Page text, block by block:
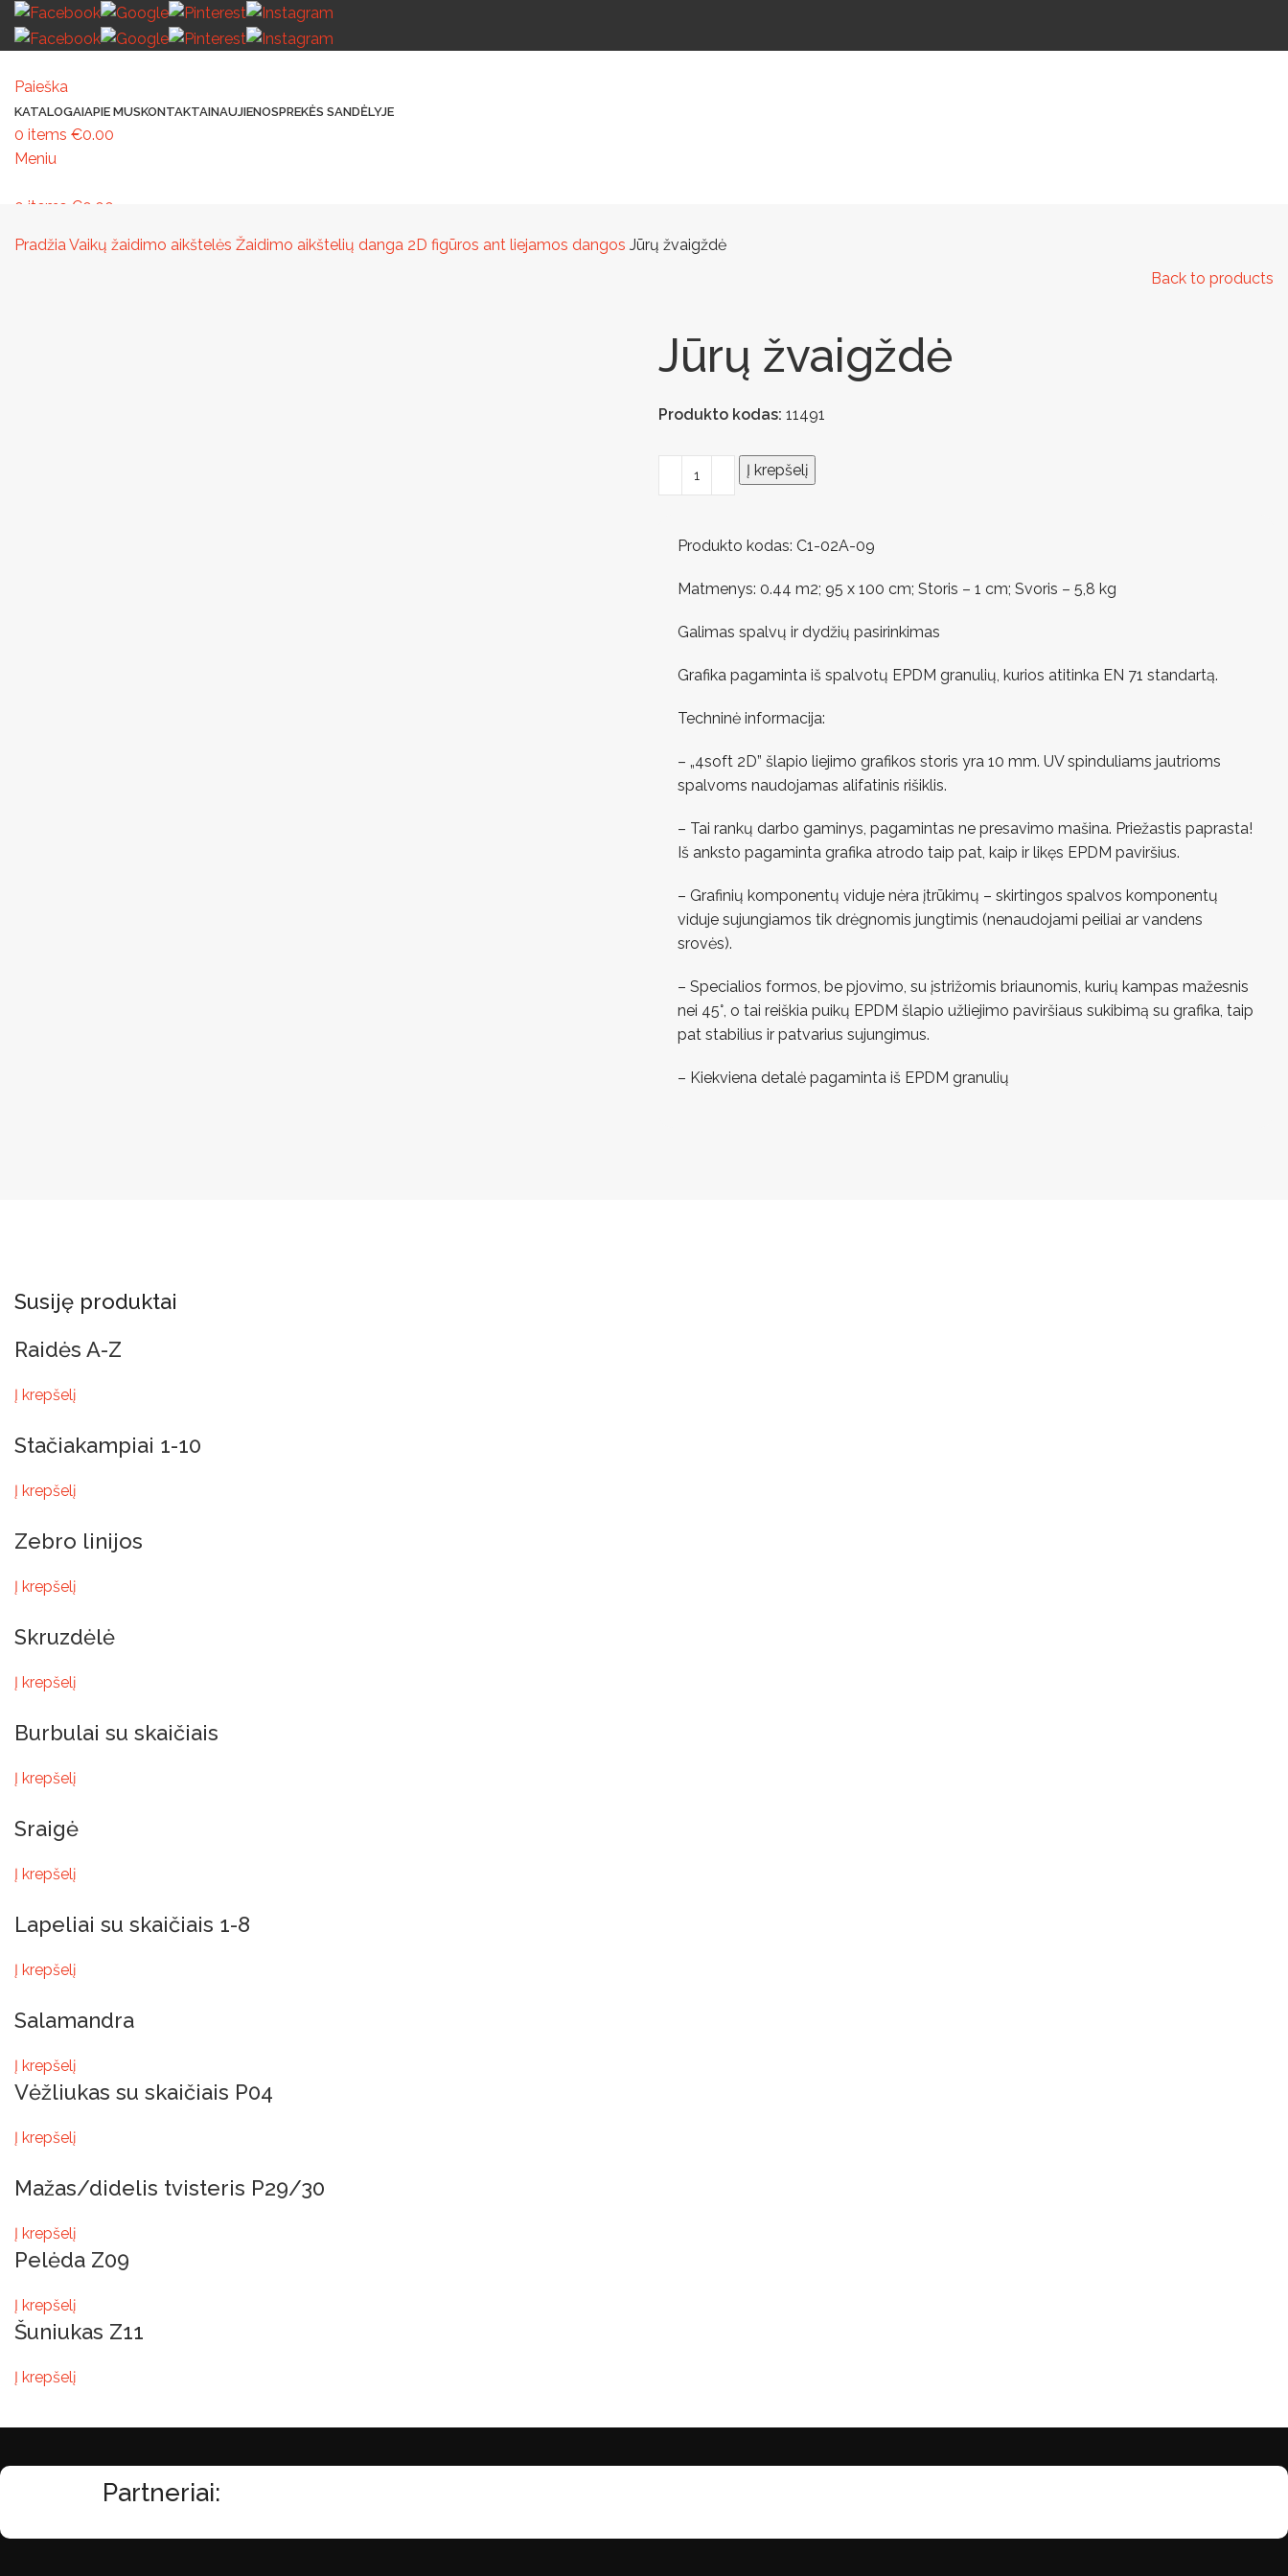
Paieška
KATALOGAIAPIE MUSKONTAKTAINAUJIENOSPREKĖS SANDĖLYJE
0 items €0.00
Meniu
0 items €0.00
Pradžia Vaikų žaidimo aikštelės Žaidimo aikštelių danga 2D figūros ant liejamos dangos Jūrų žvaigždė
Back to products
Jūrų žvaigždė
Produkto kodas: 11491
Į krepšelį
Produkto kodas: C1-02A-09
Matmenys: 0.44 m2; 95 x 100 cm; Storis – 1 cm; Svoris – 5,8 kg
Galimas spalvų ir dydžių pasirinkimas
Grafika pagaminta iš spalvotų EPDM granulių, kurios atitinka EN 71 standartą.
Techninė informacija:
– „4soft 2D” šlapio liejimo grafikos storis yra 10 mm. UV spinduliams jautrioms
spalvoms naudojamas alifatinis rišiklis.
– Tai rankų darbo gaminys, pagamintas ne presavimo mašina. Priežastis paprasta!
Iš anksto pagaminta grafika atrodo taip pat, kaip ir likęs EPDM paviršius.
– Grafinių komponentų viduje nėra įtrūkimų – skirtingos spalvos komponentų
viduje sujungiamos tik drėgnomis jungtimis (nenaudojami peiliai ar vandens
srovės).
– Specialios formos, be pjovimo, su įstrižomis briaunomis, kurių kampas mažesnis
nei 45°, o tai reiškia puikų EPDM šlapio užliejimo paviršiaus sukibimą su grafika, taip
pat stabilius ir patvarius sujungimus.
– Kiekviena detalė pagaminta iš EPDM granulių
Susiję produktai
Raidės A-Z
Į krepšelį
Stačiakampiai 1-10
Į krepšelį
Zebro linijos
Į krepšelį
Skruzdėlė
Į krepšelį
Burbulai su skaičiais
Į krepšelį
Sraigė
Į krepšelį
Lapeliai su skaičiais 1-8
Į krepšelį
Salamandra
Į krepšelį
Vėžliukas su skaičiais P04
Į krepšelį
Mažas/didelis tvisteris P29/30
Į krepšelį
Pelėda Z09
Į krepšelį
Šuniukas Z11
Į krepšelį
Partneriai: